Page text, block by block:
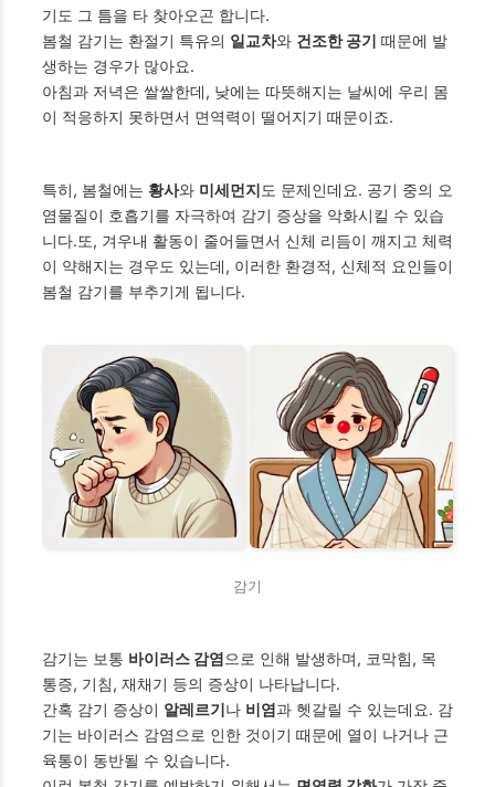
기도 그 틈을 타 찾아오곤 합니다.
봄철 감기는 환절기 특유의 일교차와 건조한 공기 때문에 발
생하는 경우가 많아요.
아침과 저녁은 쌀쌀한데, 낮에는 따뜻해지는 날씨에 우리 몸
이 적응하지 못하면서 면역력이 떨어지기 때문이죠.
특히, 봄철에는 황사와 미세먼지도 문제인데요. 공기 중의 오
염물질이 호흡기를 자극하여 감기 증상을 악화시킬 수 있습
니다.또, 겨우내 활동이 줄어들면서 신체 리듬이 깨지고 체력
이 약해지는 경우도 있는데, 이러한 환경적, 신체적 요인들이
봄철 감기를 부추기게 됩니다.
감기
감기는 보통 바이러스 감염으로 인해 발생하며, 코막힘, 목
통증, 기침, 재채기 등의 증상이 나타납니다.
간혹 감기 증상이 알레르기나 비염과 헷갈릴 수 있는데요. 감
기는 바이러스 감염으로 인한 것이기 때문에 열이 나거나 근
육통이 동반될 수 있습니다.